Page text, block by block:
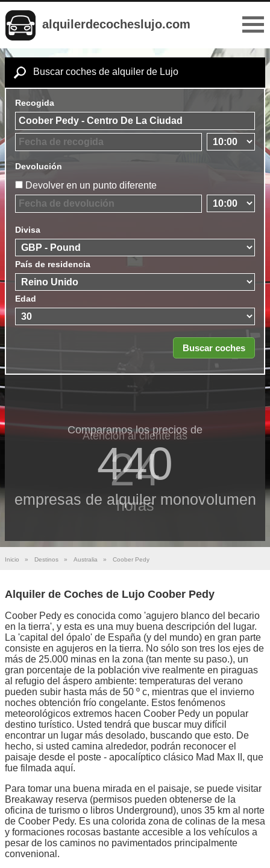
alquilerdecocheslujo.com
Buscar coches de alquiler de Lujo
Recogida
Devolución
Devolver en un punto diferente
Divisa
País de residencia
Edad
Comparamos los precios de
440
empresas de alquiler monovolumen
Atención al cliente las
24
horas
Inicio » Destinos » Australia » Coober Pedy
Alquiler de Coches de Lujo Coober Pedy
Coober Pedy es conocida como 'agujero blanco del becario
en la tierra', y esta es una muy buena descripción del lugar.
La 'capital del ópalo' de España (y del mundo) en gran parte
consiste en agujeros en la tierra. No sólo son tres los ejes de
más de 25.000 minas en la zona (tan mente su paso.), un
gran porcentaje de la población vive realmente en piraguas
al refugio del áspero ambiente: temperaturas del verano
pueden subir hasta más de 50 º c, mientras que el invierno
noches obtención frío congelante. Estos fenómenos
meteorológicos extremos hacen Coober Pedy un popular
destino turístico. Usted tendrá que buscar muy difícil
encontrar un lugar más desolado, buscando que esto. De
hecho, si usted camina alrededor, podrán reconocer el
paisaje desde el poste - apocalíptico clásico Mad Max II, que
fue filmada aquí.
Para tomar una buena mirada en el paisaje, se puede visitar
Breakaway reserva (permisos pueden obtenerse de la
oficina de turismo o libros Underground), unos 35 km al norte
de Coober Pedy. Es una colorida zona de colinas de la mesa
y formaciones rocosas bastante accesible a los vehículos a
pesar de los caminos no pavimentados principalmente
convenional.